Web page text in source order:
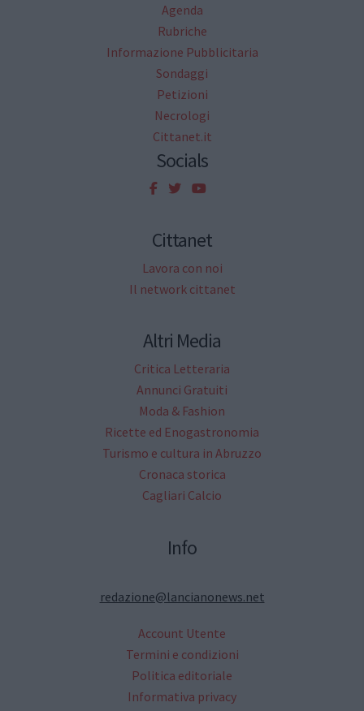
Agenda
Rubriche
Informazione Pubblicitaria
Sondaggi
Petizioni
Necrologi
Cittanet.it
Socials
Cittanet
Lavora con noi
Il network cittanet
Altri Media
Critica Letteraria
Annunci Gratuiti
Moda & Fashion
Ricette ed Enogastronomia
Turismo e cultura in Abruzzo
Cronaca storica
Cagliari Calcio
Info
redazione@lancianonews.net
Account Utente
Termini e condizioni
Politica editoriale
Informativa privacy